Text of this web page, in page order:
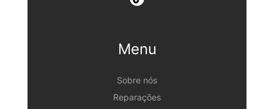
Menu
Sobre nós
Reparações